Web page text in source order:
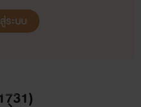
ระบบ
)